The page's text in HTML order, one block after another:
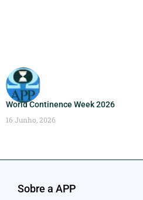
World Continence Week 2026
16 Junho, 2026
Sobre a APP